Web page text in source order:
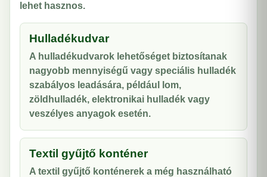
lehet hasznos.
Hulladékudvar
A hulladékudvarok lehetőséget biztosítanak
nagyobb mennyiségű vagy speciális hulladék
szabályos leadására, például lom,
zöldhulladék, elektronikai hulladék vagy
veszélyes anyagok esetén.
Textil gyűjtő konténer
A textil gyűjtő konténerek a még használható